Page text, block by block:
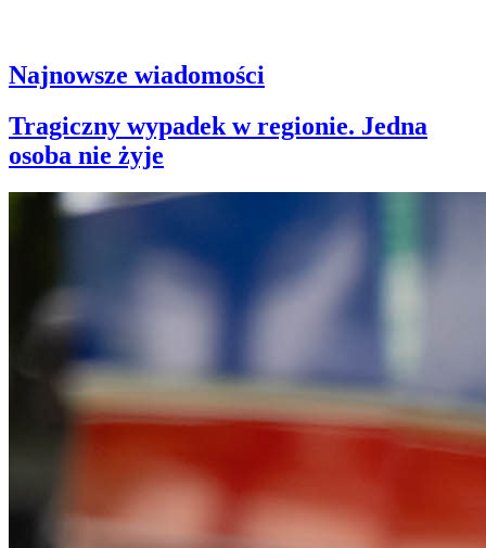
Najnowsze wiadomości
Tragiczny wypadek w regionie. Jedna
osoba nie żyje